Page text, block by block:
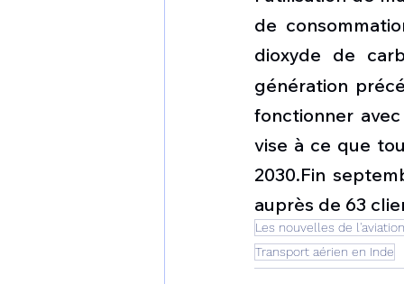
de
dioxyde de
génération
fonctionner
vise à ce que
2030.Fin
auprès de 63
Les nouvelles de l'aviation
Transport aérien en Inde